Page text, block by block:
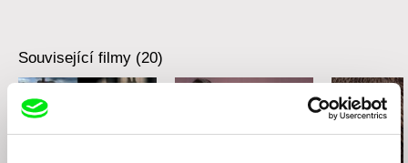
Související filmy (20)